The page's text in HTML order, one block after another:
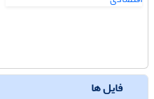
فایل ها